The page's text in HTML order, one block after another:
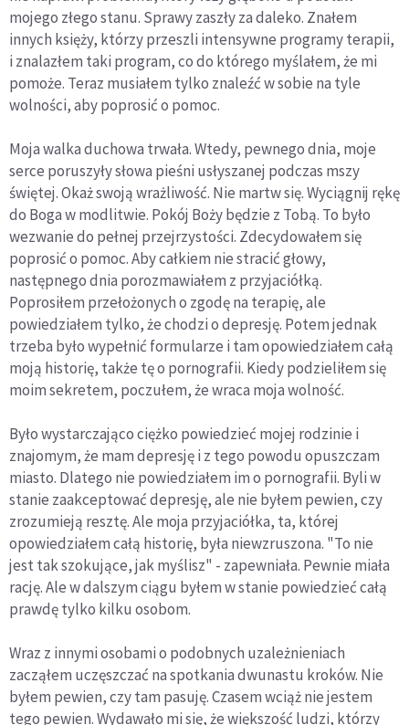
mojego złego stanu. Sprawy zaszły za daleko. Znałem
innych księży, którzy przeszli intensywne programy terapii,
i znalazłem taki program, co do którego myślałem, że mi
pomoże. Teraz musiałem tylko znaleźć w sobie na tyle
wolności, aby poprosić o pomoc.
Moja walka duchowa trwała. Wtedy, pewnego dnia, moje
serce poruszyły słowa pieśni usłyszanej podczas mszy
świętej. Okaż swoją wrażliwość. Nie martw się. Wyciągnij rękę
do Boga w modlitwie. Pokój Boży będzie z Tobą. To było
wezwanie do pełnej przejrzystości. Zdecydowałem się
poprosić o pomoc. Aby całkiem nie stracić głowy,
następnego dnia porozmawiałem z przyjaciółką.
Poprosiłem przełożonych o zgodę na terapię, ale
powiedziałem tylko, że chodzi o depresję. Potem jednak
trzeba było wypełnić formularze i tam opowiedziałem całą
moją historię, także tę o pornografii. Kiedy podzieliłem się
moim sekretem, poczułem, że wraca moja wolność.
Było wystarczająco ciężko powiedzieć mojej rodzinie i
znajomym, że mam depresję i z tego powodu opuszczam
miasto. Dlatego nie powiedziałem im o pornografii. Byli w
stanie zaakceptować depresję, ale nie byłem pewien, czy
zrozumieją resztę. Ale moja przyjaciółka, ta, której
opowiedziałem całą historię, była niewzruszona. "To nie
jest tak szokujące, jak myślisz" - zapewniała. Pewnie miała
rację. Ale w dalszym ciągu byłem w stanie powiedzieć całą
prawdę tylko kilku osobom.
Wraz z innymi osobami o podobnych uzależnieniach
zacząłem uczęszczać na spotkania dwunastu kroków. Nie
byłem pewien, czy tam pasuję. Czasem wciąż nie jestem
tego pewien. Wydawało mi się, że większość ludzi, którzy